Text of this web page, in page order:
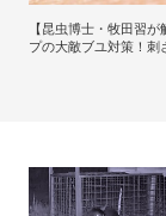
【昆虫博士・牧田習
プの大敵ブユ対策！刺